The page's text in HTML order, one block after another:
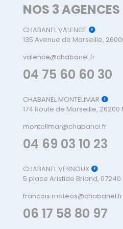
NOS 3 AGENCES
CHABANEL VALENCE
135 Avenue de Marseille,
valence@chabanel.fr
04 75 60 60 30
CHABANEL MONTELIMAR
174 Route de Marseille,
montelimar@chabanel.fr
04 69 03 10 23
CHABANEL VERNOUX
5 place Aristide Briand,
francois.mateos@chabanel.fr
06 17 58 80 97